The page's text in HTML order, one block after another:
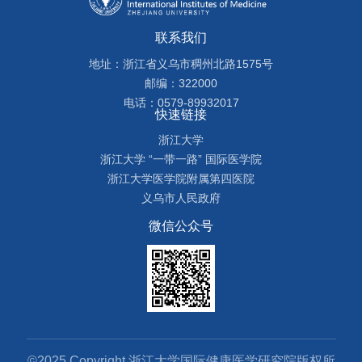
联系我们
地址：浙江省义乌市稠州北路1575号
邮编：322000
电话：0579-89932017
快速链接
浙江大学
浙江大学 “一带一路” 国际医学院
浙江大学医学院附属第四医院
义乌市人民政府
微信公众号